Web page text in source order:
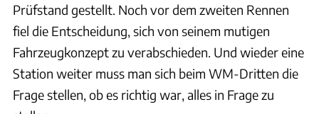
Prüfstand gestellt. Noch vor dem zweiten Rennen
fiel die Entscheidung, sich von seinem mutigen
Fahrzeugkonzept zu verabschieden. Und wieder eine
Station weiter muss man sich beim WM-Dritten die
Frage stellen, ob es richtig war, alles in Frage zu